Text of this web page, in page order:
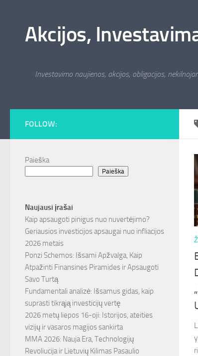
Akcijos,
Investavimo naujienos, akcijos, obligacijos,
FOLLOW:
Paieška
Paieška
Naujausi įrašai
Kaip apsaugoti pinigus nuo nuvertėjimo?
Geriausios investicijos apsaugai nuo infliacijos
2026 metais
Ponzi Schemos: Išsami Apžvalga, Kaip
Atpažinti Finansines Piramides ir Apsaugoti
Savo Turtą
Fundamentali analizė: Išsamus gidas, kaip
suprasti tikrąją investicijų vertę
2026 metų liepos 16-oji: Istorijos, ateities
vizijų ir vasaros magijos sankirta
MMA 2026: Nauja Era, Technologijų
Revoliucija ir Lietuvių Kilimas Pasaulio